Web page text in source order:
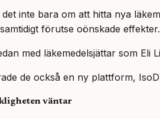
inte bara om att hitta nya
förutse oönskade effekter.
med läkemedelsjättar som
de också en ny plattform,
väntar